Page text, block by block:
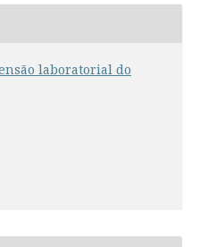
laboratorial do